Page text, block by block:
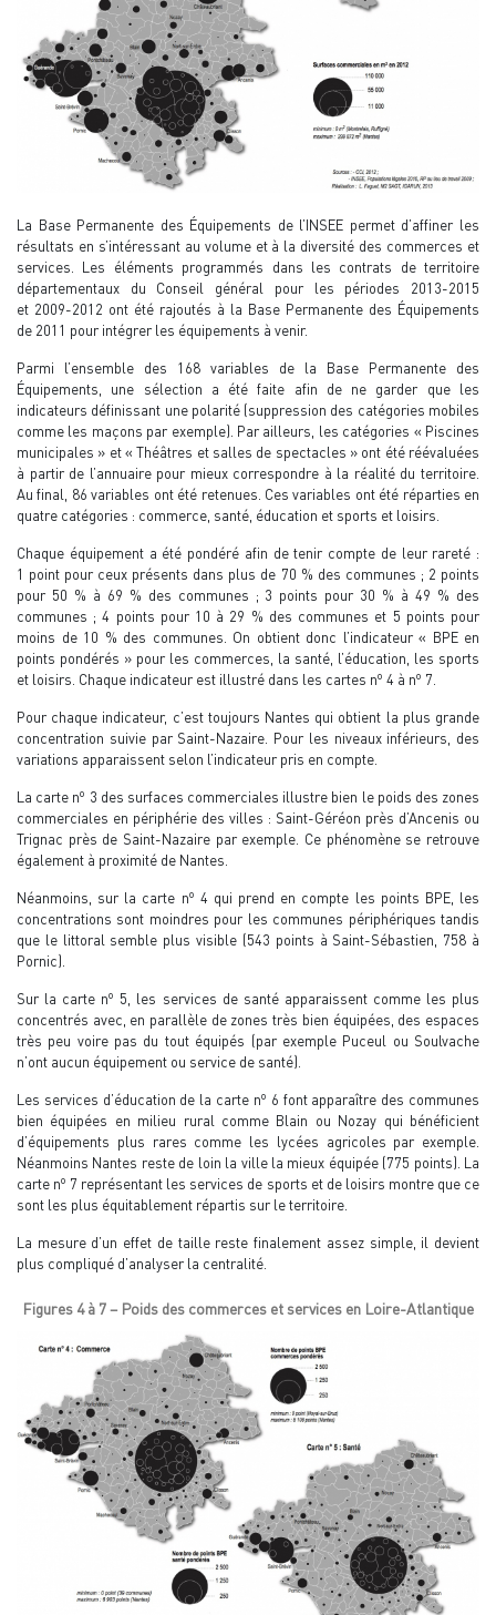
La Base Permanente des Équipements de l’INSEE permet d’affiner les
résultats en s’intéressant au volume et à la diversité des commerces et
services. Les éléments programmés dans les contrats de territoire
départementaux du Conseil général pour les périodes 2013-2015
et 2009-2012 ont été rajoutés à la Base Permanente des Équipements
de 2011 pour intégrer les équipements à venir.
Parmi l’ensemble des 168 variables de la Base Permanente des
Équipements, une sélection a été faite afin de ne garder que les
indicateurs définissant une polarité (suppression des catégories mobiles
comme les maçons par exemple). Par ailleurs, les catégories « Piscines
municipales » et « Théâtres et salles de spectacles » ont été réévaluées
à partir de l’annuaire pour mieux correspondre à la réalité du territoire.
Au final, 86 variables ont été retenues. Ces variables ont été réparties en
quatre catégories : commerce, santé, éducation et sports et loisirs.
Chaque équipement a été pondéré afin de tenir compte de leur rareté :
1 point pour ceux présents dans plus de 70 % des communes ; 2 points
pour 50 % à 69 % des communes ; 3 points pour 30 % à 49 % des
communes ; 4 points pour 10 à 29 % des communes et 5 points pour
moins de 10 % des communes. On obtient donc l’indicateur « BPE en
points pondérés » pour les commerces, la santé, l’éducation, les sports
et loisirs. Chaque indicateur est illustré dans les cartes no 4 à no 7.
Pour chaque indicateur, c’est toujours Nantes qui obtient la plus grande
concentration suivie par Saint-Nazaire. Pour les niveaux inférieurs, des
variations apparaissent selon l’indicateur pris en compte.
La carte no 3 des surfaces commerciales illustre bien le poids des zones
commerciales en périphérie des villes : Saint-Géréon près d’Ancenis ou
Trignac près de Saint-Nazaire par exemple. Ce phénomène se retrouve
également à proximité de Nantes.
Néanmoins, sur la carte no 4 qui prend en compte les points BPE, les
concentrations sont moindres pour les communes périphériques tandis
que le littoral semble plus visible (543 points à Saint-Sébastien, 758 à
Pornic).
Sur la carte no 5, les services de santé apparaissent comme les plus
concentrés avec, en parallèle de zones très bien équipées, des espaces
très peu voire pas du tout équipés (par exemple Puceul ou Soulvache
n’ont aucun équipement ou service de santé).
Les services d’éducation de la carte no 6 font apparaître des communes
bien équipées en milieu rural comme Blain ou Nozay qui bénéficient
d’équipements plus rares comme les lycées agricoles par exemple.
Néanmoins Nantes reste de loin la ville la mieux équipée (775 points). La
carte no 7 représentant les services de sports et de loisirs montre que ce
sont les plus équitablement répartis sur le territoire.
La mesure d’un effet de taille reste finalement assez simple, il devient
plus compliqué d’analyser la centralité.
Figures 4 à 7 – Poids des commerces et services en Loire-Atlantique